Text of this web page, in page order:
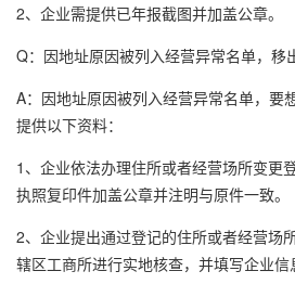
2、企业需提供已年报截图并加盖公章。
Q：因地址原因被列入经营异常名单，移
A：因地址原因被列入经营异常名单，要
提供以下资料：
1、企业依法办理住所或者经营场所变更
执照复印件加盖公章并注明与原件一致。
2、企业提出通过登记的住所或者经营场
辖区工商所进行实地核查，并填写企业信